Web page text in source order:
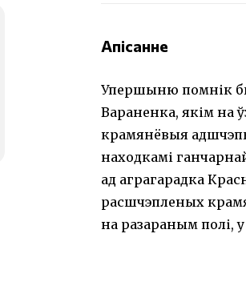
Апісанне
Упершыню помнік
Вараненка, якім на
крамянёвыя адшчэпы
находкамі
ад аграгарадка
расшчэпленых
на разараным полі,